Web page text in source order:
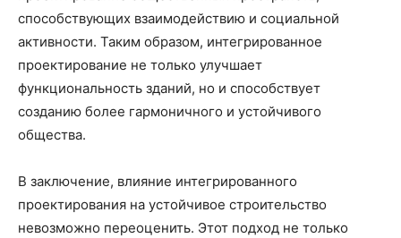
способствующих взаимодействию и социальной
активности. Таким образом, интегрированное
проектирование не только улучшает
функциональность зданий, но и способствует
созданию более гармоничного и устойчивого
общества.
В заключение, влияние интегрированного
проектирования на устойчивое строительство
невозможно переоценить. Этот подход не только